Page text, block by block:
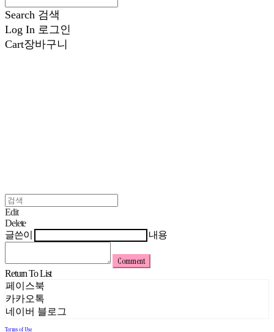
Search 검색
Log In 로그인
Cart장바구니
Edit
Delete
글쓴이
내용
Comment
Return To List
페이스북
카카오톡
네이버 블로그
Terms of Use